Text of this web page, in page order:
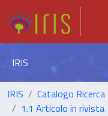
IRIS
IRIS Catalogo Ricerca
1.1 Articolo in rivista